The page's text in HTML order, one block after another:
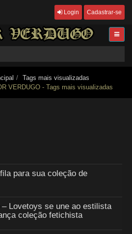
Login Cadastrar-se
Tags mais visualizadas
VERDUGO - Tags mais visualizadas
para sua coleção de
Lovetoys se une ao estilista
coleção fetichista